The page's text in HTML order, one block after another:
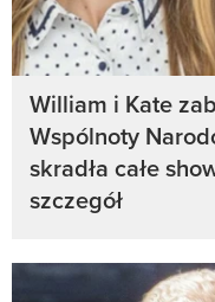
William i Kate
Wspólnoty
skradła całe
szczegół